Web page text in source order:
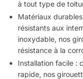
à tout type de
Matériaux
résistants aux
inoxydable, nos
résistance à la
Installation facile :
rapide, nos